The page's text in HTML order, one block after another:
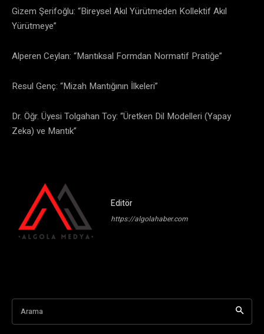
​Gizem Şerifoğlu: “Bireysel Akıl Yürütmeden Kollektif Akıl
Yürütmeye”
​Alperen Ceylan: “Mantıksal Formdan Normatif Pratiğe”
​Resul Genç: “Mizah Mantığının İlkeleri”
​Dr. Öğr. Üyesi Tolgahan Toy: “Üretken Dil Modelleri (Yapay
Zeka) ve Mantık”
Editör
https://algolahaber.com
Arama